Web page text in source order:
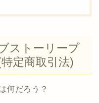
ストーリープ
定商取引法)
何だろう？